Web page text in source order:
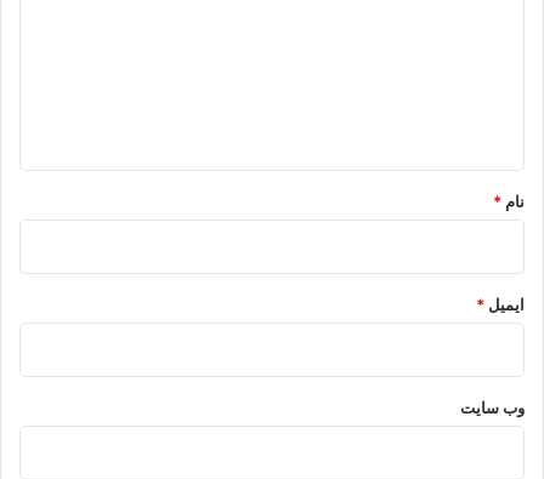
نام *
ایمیل *
وب‌ سایت